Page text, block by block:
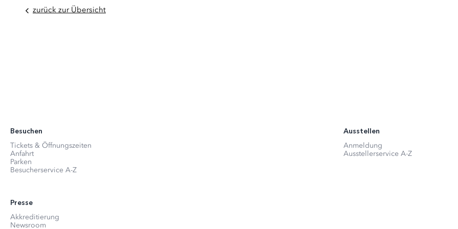
zurück zur Übersicht
Besuchen
Tickets & Öffnungszeiten
Anfahrt
Parken
Besucherservice A-Z
Ausstellen
Anmeldung
Ausstellerservice A-Z
Presse
Akkreditierung
Newsroom